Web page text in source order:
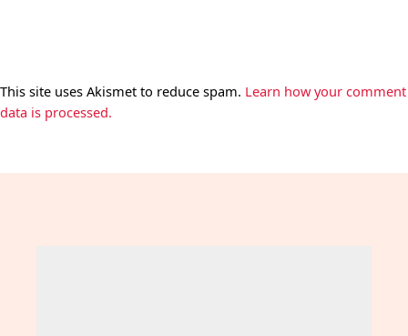
This site uses Akismet to reduce spam. Learn how your comment
data is processed.